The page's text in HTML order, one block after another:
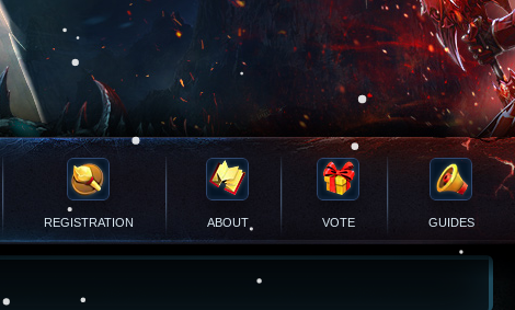
REGISTRATION ABOUT VOTE GUIDES